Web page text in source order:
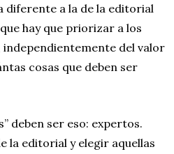
diferente a la de la editorial
hay que priorizar a los
del valor
cosas que deben ser
deben ser eso: expertos.
la editorial y elegir aquellas